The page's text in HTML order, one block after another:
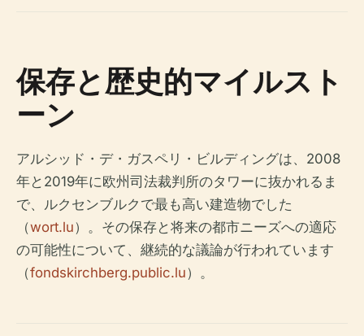
保存と歴史的マイルスト
ーン
アルシッド・デ・ガスペリ・ビルディングは、2008
年と2019年に欧州司法裁判所のタワーに抜かれるま
で、ルクセンブルクで最も高い建造物でした
（wort.lu）。その保存と将来の都市ニーズへの適応
の可能性について、継続的な議論が行われています
（fondskirchberg.public.lu）。